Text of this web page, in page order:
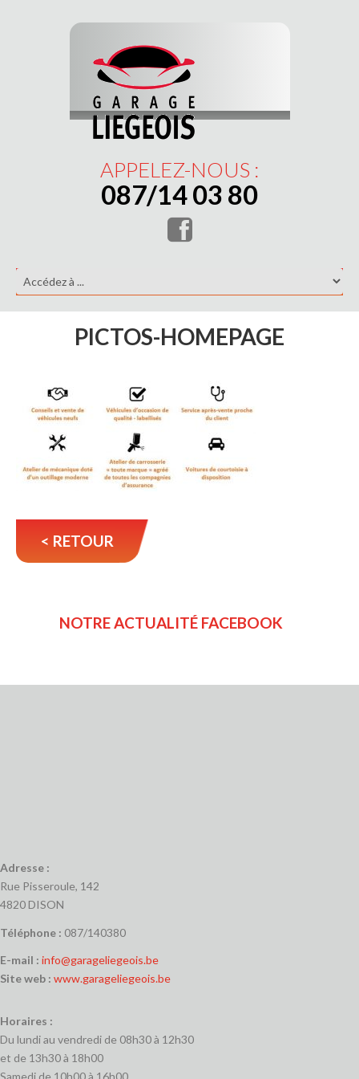
APPELEZ-NOUS :
087/14 03 80
PICTOS-HOMEPAGE
< RETOUR
NOTRE ACTUALITÉ FACEBOOK
Adresse :
Rue Pisseroule, 142
4820 DISON
Téléphone : 087/140380
E-mail : info@garageliegeois.be
Site web : www.garageliegeois.be
Horaires :
Du lundi au vendredi de 08h30 à 12h30
et de 13h30 à 18h00
Samedi de 10h00 à 16h00